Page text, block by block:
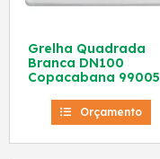
Grelha Quadrada
Branca DN100
Copacabana 99005
Orçamento